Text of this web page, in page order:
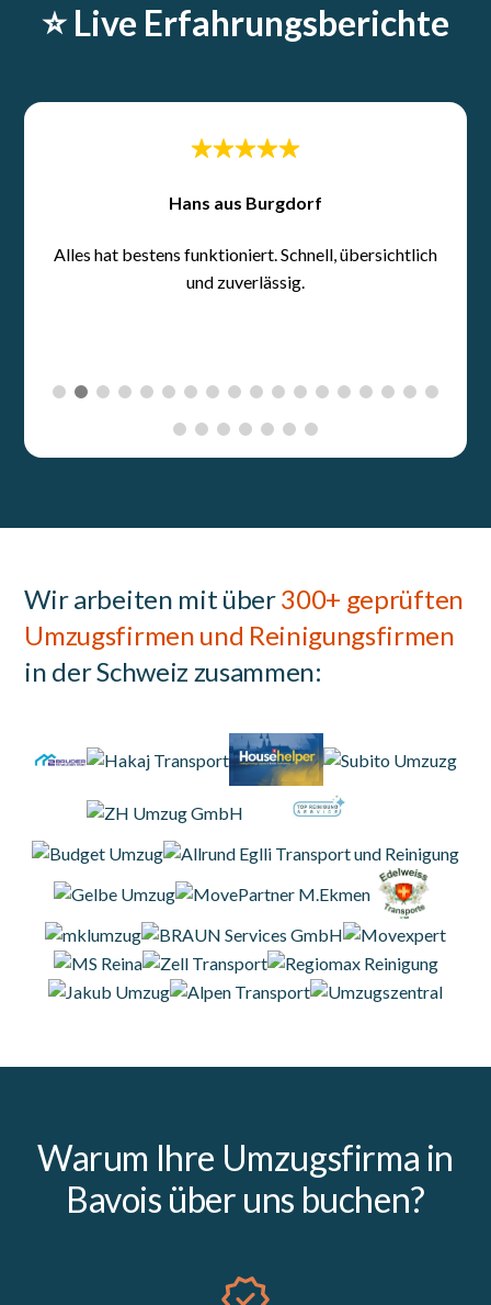
⭐️ Live Erfahrungsberichte
Wir arbeiten mit über300+ geprüften
Umzugsfirmen und Reinigungsfirmen
in der Schweiz zusammen:
Warum Ihre Umzugsfirma in
Bavois über uns buchen?